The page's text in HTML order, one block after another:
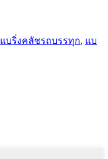
แบริ่งคลัชรถบรรทุก, แบ